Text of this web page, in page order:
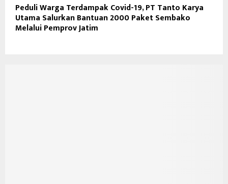
Peduli Warga Terdampak Covid-19, PT Tanto Karya
Utama Salurkan Bantuan 2000 Paket Sembako
Melalui Pemprov Jatim